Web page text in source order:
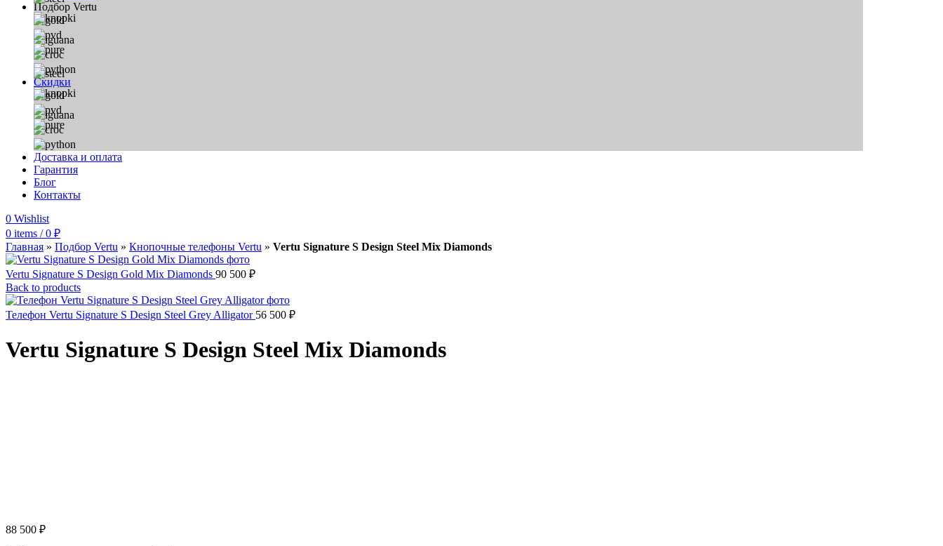
Подбор Vertu
Скидки
Доставка и оплата
Гарантия
Блог
Контакты
0 Wishlist
0 items / 0 ₽
Главная » Подбор Vertu » Кнопочные телефоны Vertu » Vertu Signature S Design Steel Mix Diamonds
Vertu Signature S Design Gold Mix Diamonds 90 500 ₽
Back to products
Телефон Vertu Signature S Design Steel Grey Alligator 56 500 ₽
Vertu Signature S Design Steel Mix Diamonds
88 500 ₽